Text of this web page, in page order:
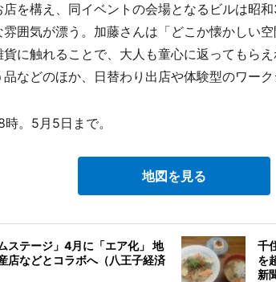
を構え、同イベントの会場となるビルは昭
囲気が漂う。加藤さんは「どこか懐かしい
に触れることで、大人も童心に返ってもら
などのほか、日替わり出店や体験型のワーク
。5月5日まで。
地図を見る
ステージ」4月に「エア化」 地
店などとコラボへ（八王子経済
千
を
新